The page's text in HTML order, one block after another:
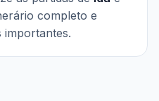
completo e
importantes.